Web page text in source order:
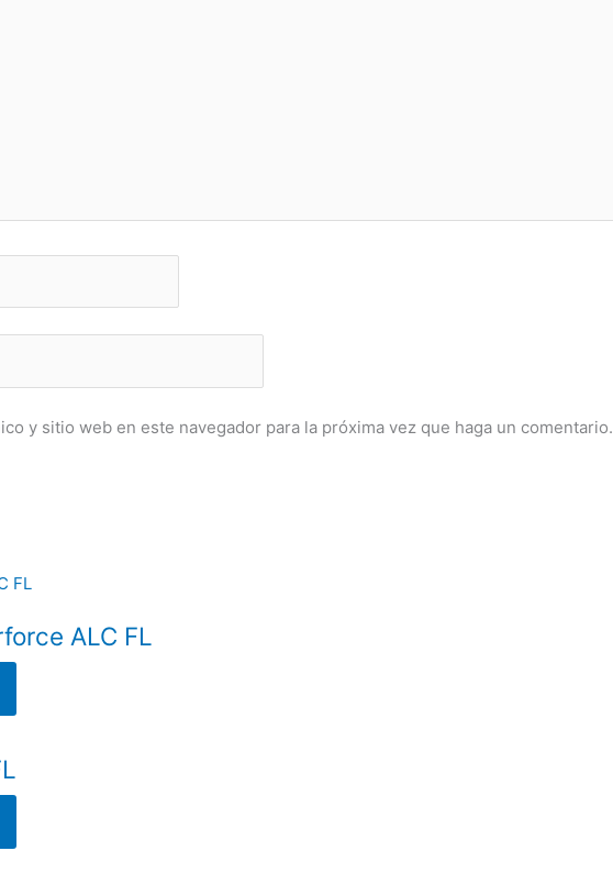
y sitio web en este navegador para la próxima vez que haga un comentario.
ALC FL